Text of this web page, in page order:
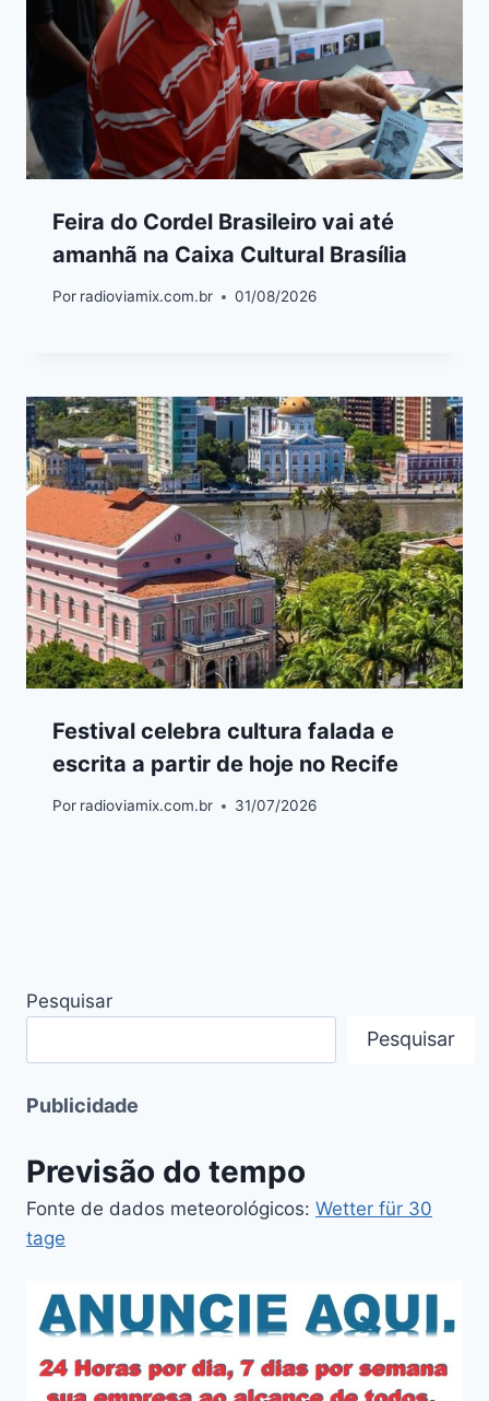
Feira do Cordel Brasileiro vai até
amanhã na Caixa Cultural Brasília
Por radioviamix.com.br 01/08/2026
Festival celebra cultura falada e
escrita a partir de hoje no Recife
Por radioviamix.com.br 31/07/2026
Pesquisar
Pesquisar
Publicidade
Previsão do tempo
Fonte de dados meteorológicos: Wetter für 30
tage